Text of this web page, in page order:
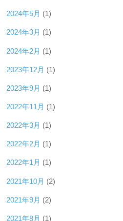
2024年5月 (1)
2024年3月 (1)
2024年2月 (1)
2023年12月 (1)
2023年9月 (1)
2022年11月 (1)
2022年3月 (1)
2022年2月 (1)
2022年1月 (1)
2021年10月 (2)
2021年9月 (2)
2021年8月 (1)